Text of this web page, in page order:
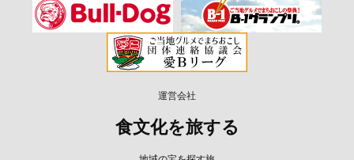
運営会社
食文化を旅する